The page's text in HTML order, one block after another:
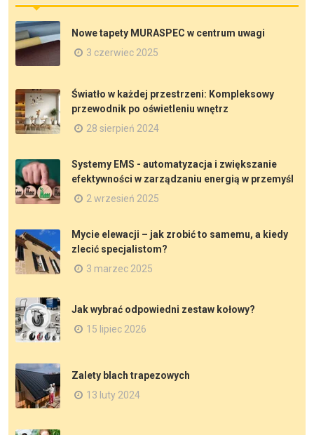
Nowe tapety MURASPEC w centrum uwagi
3 czerwiec 2025
Światło w każdej przestrzeni: Kompleksowy
przewodnik po oświetleniu wnętrz
28 sierpień 2024
Systemy EMS - automatyzacja i zwiększanie
efektywności w zarządzaniu energią w przemyśl
2 wrzesień 2025
Mycie elewacji – jak zrobić to samemu, a kiedy
zlecić specjalistom?
3 marzec 2025
Jak wybrać odpowiedni zestaw kołowy?
15 lipiec 2026
Zalety blach trapezowych
13 luty 2024